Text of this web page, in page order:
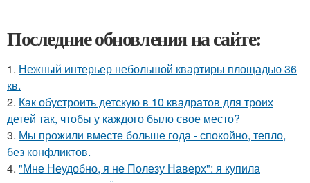
Последние обновления на сайте:
1. Нежный интерьер небольшой квартиры площадью 36
кв.
2. Как обустроить детскую в 10 квадратов для троих
детей так, чтобы у каждого было свое место?
3. Мы прожили вместе больше года - спокойно, тепло,
без конфликтов.
4. "Мне Неудобно, я не Полезу Наверх": я купила